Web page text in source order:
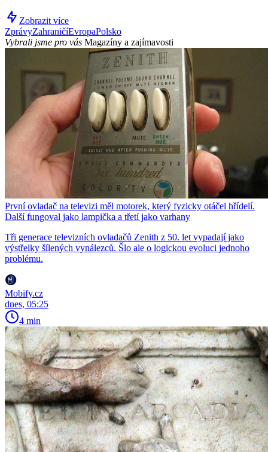
Zobrazit více
ZprávyZahraničíEvropaPolsko
Vybrali jsme pro vás Magazíny a zajímavosti
První ovladač na televizi měl motorek, který fyzicky otáčel hřídelí.
Další fungoval jako lampička a třetí jako varhany
Tři generace televizních ovladačů Zenith z 50. let vypadají jako
výstřelky šílených vynálezců. Šlo ale o logickou evoluci jednoho
problému.
Mobify.cz
dnes, 05:25
4 min